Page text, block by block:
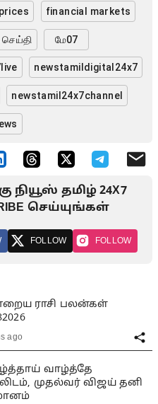
financial markets
மே07
newstamildigital24x7
newstamil24x7channel
நியூஸ் தமிழ் 24X7
செய்யுங்கள்
FOLLOW FOLLOW
ராசி பலன்கள்
ago
வாழ்த்தே
முதல்வர் விஜய் தனி